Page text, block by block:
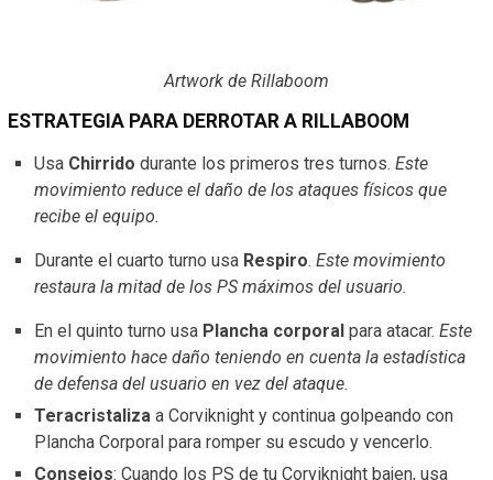
Artwork de Rillaboom
ESTRATEGIA PARA DERROTAR A RILLABOOM
Usa Chirrido durante los primeros tres turnos. Este
movimiento reduce el daño de los ataques físicos que
recibe el equipo.
Durante el cuarto turno usa Respiro. Este movimiento
restaura la mitad de los PS máximos del usuario.
En el quinto turno usa Plancha corporal para atacar. Este
movimiento hace daño teniendo en cuenta la estadística
de defensa del usuario en vez del ataque.
Teracristaliza a Corviknight y continua golpeando con
Plancha Corporal para romper su escudo y vencerlo.
Consejos: Cuando los PS de tu Corviknight bajen, usa